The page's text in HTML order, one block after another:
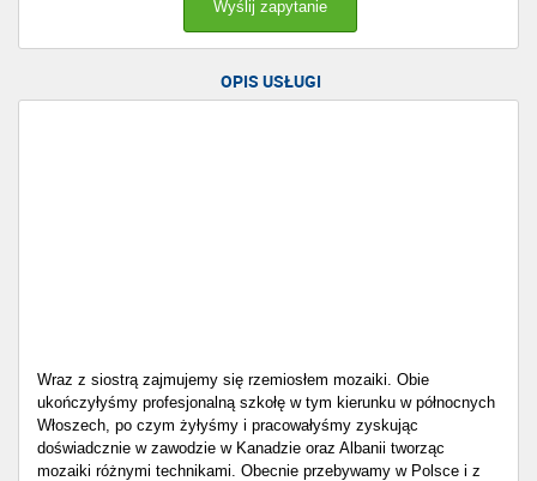
OPIS USŁUGI
Wraz z siostrą zajmujemy się rzemiosłem mozaiki. Obie
ukończyłyśmy profesjonalną szkołę w tym kierunku w północnych
Włoszech, po czym żyłyśmy i pracowałyśmy zyskując
doświadcznie w zawodzie w Kanadzie oraz Albanii tworząc
mozaiki różnymi technikami. Obecnie przebywamy w Polsce i z